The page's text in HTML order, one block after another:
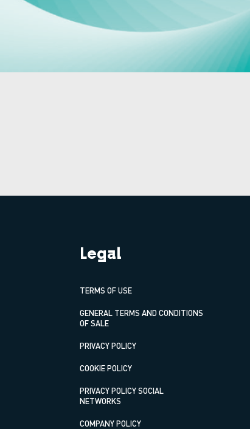
Legal
TERMS OF USE
GENERAL TERMS AND CONDITIONS
OF SALE
PRIVACY POLICY
COOKIE POLICY
PRIVACY POLICY SOCIAL
NETWORKS
COMPANY POLICY